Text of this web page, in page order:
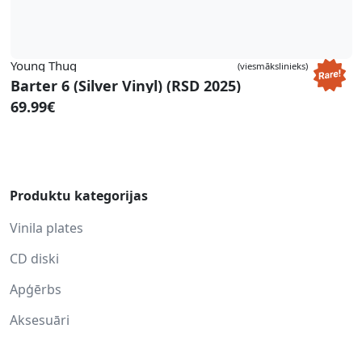
Young Thug (viesmākslinieks)
Barter 6 (Silver Vinyl) (RSD 2025)
69.99€
Produktu kategorijas
Vinila plates
CD diski
Apģērbs
Aksesuāri